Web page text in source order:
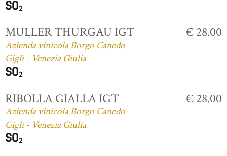
MULLER THURGAU IGT
Azienda vinicola Borgo Canedo
Gigli - Venezia Giulia
€ 28.00
RIBOLLA GIALLA IGT
Azienda vinicola Borgo Canedo
Gigli - Venezia Giulia
€ 28.00